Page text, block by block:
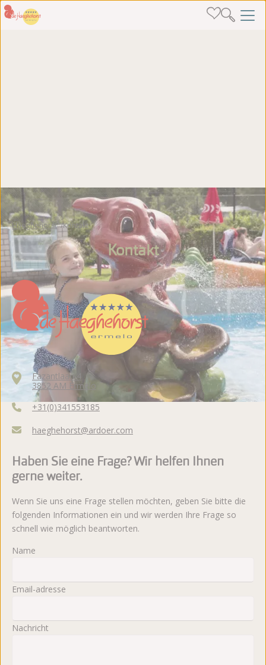
Haeghehorst Kontakt
Kontakt
Fazantlaan 4
3852 AM Ermelo
+31(0)341553185
haeghehorst@ardoer.com
Haben Sie eine Frage? Wir helfen Ihnen
gerne weiter.
Wenn Sie uns eine Frage stellen möchten, geben Sie bitte die
folgenden Informationen ein und wir werden Ihre Frage so
schnell wie möglich beantworten.
Name
Email-adresse
Nachricht